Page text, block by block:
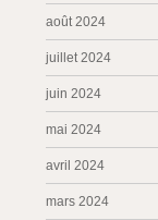
août 2024
juillet 2024
juin 2024
mai 2024
avril 2024
mars 2024